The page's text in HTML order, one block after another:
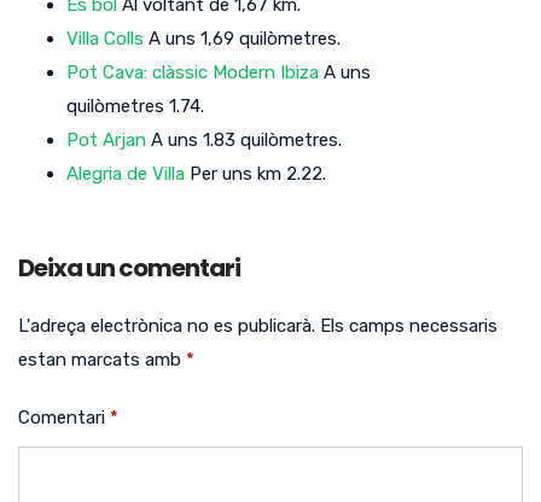
Es bol Al voltant de 1,67 km.
Villa Colls A uns 1,69 quilòmetres.
Pot Cava: clàssic Modern Ibiza A uns
quilòmetres 1.74.
Pot Arjan A uns 1.83 quilòmetres.
Alegria de Villa Per uns km 2.22.
Deixa un comentari
L'adreça electrònica no es publicarà. Els camps necessaris
estan marcats amb *
Comentari *